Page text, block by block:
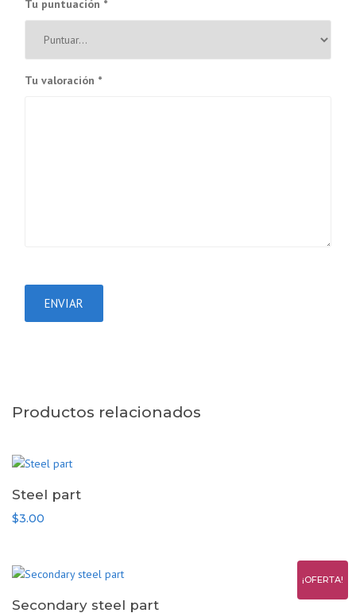
Tu puntuación *
Tu valoración *
Productos relacionados
Steel part
$3.00
¡OFERTA!
Secondary steel part